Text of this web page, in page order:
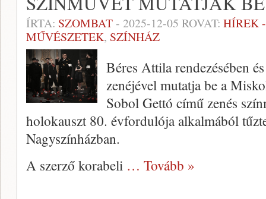
ÍRTA: SZOMBAT- 2025-12-05 ROVAT: HÍREK
MŰVÉSZETEK, SZÍNHÁZ
Béres Attila rendezésében
zenéjével mutatja be a
Sobol Gettó című zenés
holokauszt 80. évfordulója alkalmából
Nagyszínházban.
A szerző korabeli … Tovább »